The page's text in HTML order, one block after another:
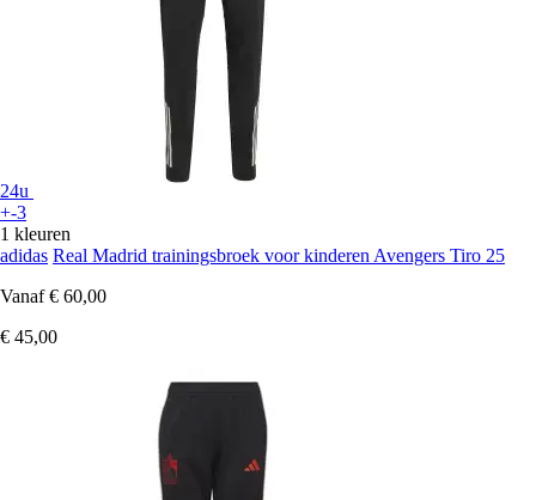
24u
+-3
1 kleuren
adidas Real Madrid trainingsbroek voor kinderen Avengers Tiro 25
Vanaf € 60,00
€ 45,00